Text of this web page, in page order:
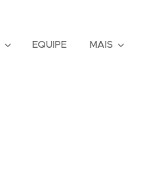
EQUIPE MAIS